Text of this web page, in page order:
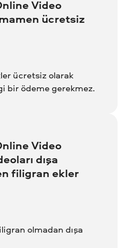
Video
ücretsiz
ücretsiz olarak
bir ödeme gerekmez.
Video
dışa
filigran ekler
olmadan dışa